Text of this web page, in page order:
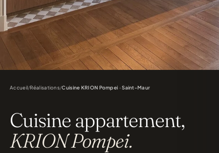
Accueil/Réalisations/Cuisine KRION Pompei · Saint-Maur
Cuisine appartement,
KRION Pompei.